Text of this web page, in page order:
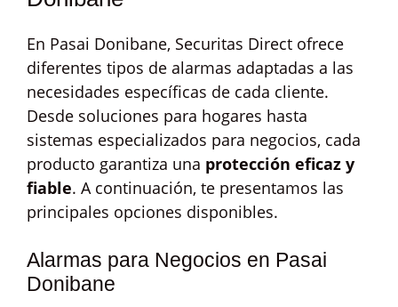
En Pasai Donibane, Securitas Direct ofrece
diferentes tipos de alarmas adaptadas a las
necesidades específicas de cada cliente.
Desde soluciones para hogares hasta
sistemas especializados para negocios, cada
producto garantiza una protección eficaz y
fiable. A continuación, te presentamos las
principales opciones disponibles.
Alarmas para Negocios en Pasai
Donibane